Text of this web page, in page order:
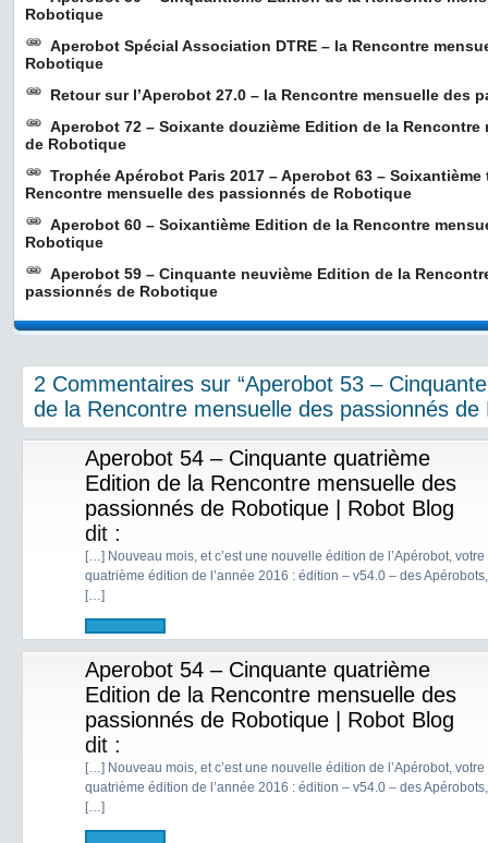
Robotique
Aperobot Spécial Association DTRE – la Rencontre
Robotique
Retour sur l’Aperobot 27.0 – la Rencontre mensuelle des
Aperobot 72 – Soixante douzième Edition de la
de Robotique
Trophée Apérobot Paris 2017 – Aperobot 63 –
Rencontre mensuelle des passionnés de Robotique
Aperobot 60 – Soixantième Edition de la Rencontre
Robotique
Aperobot 59 – Cinquante neuvième Edition de la
passionnés de Robotique
2 Commentaires sur “Aperobot 53 –
de la Rencontre mensuelle des passionnés de
Aperobot 54 – Cinquante quatrième
Edition de la Rencontre mensuelle des
passionnés de Robotique | Robot Blog
dit :
[…] Nouveau mois, et c’est une nouvelle édition de l’Apérobot,
quatrième édition de l’année 2016 : édition – v54.0 – des
[…]
Aperobot 54 – Cinquante quatrième
Edition de la Rencontre mensuelle des
passionnés de Robotique | Robot Blog
dit :
[…] Nouveau mois, et c’est une nouvelle édition de l’Apérobot,
quatrième édition de l’année 2016 : édition – v54.0 – des
[…]